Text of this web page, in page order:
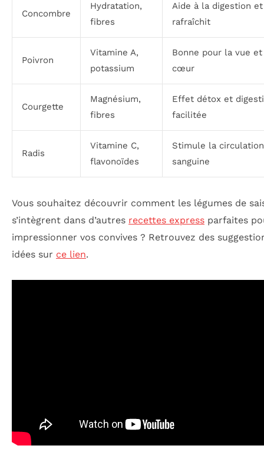
Concombre
Hydratation,
fibres
Aide à la digestion et
rafraîchit
Poivron
Vitamine A,
potassium
Bonne pour la vue
cœur
Courgette
Magnésium,
fibres
Effet détox et
facilitée
Radis
Vitamine C,
flavonoïdes
Stimule la circulation
sanguine
Vous souhaitez découvrir comment les légumes de
s’intègrent dans d’autres recettes express parfaites
impressionner vos convives ? Retrouvez des
idées sur ce lien.